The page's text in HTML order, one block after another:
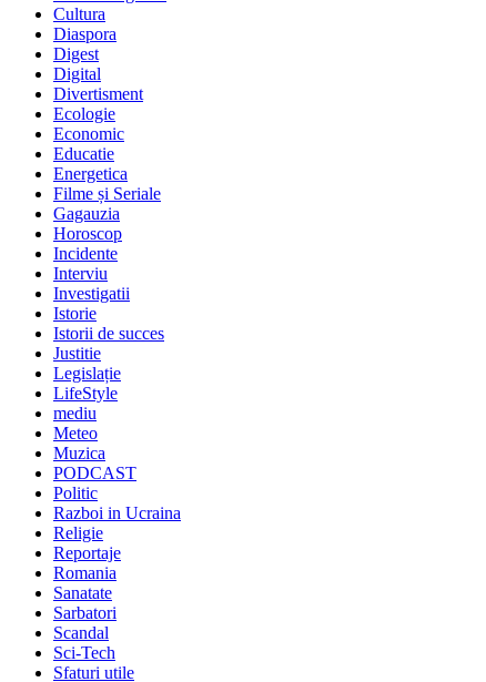
Cultura
Diaspora
Digest
Digital
Divertisment
Ecologie
Economic
Educatie
Energetica
Filme și Seriale
Gagauzia
Horoscop
Incidente
Interviu
Investigatii
Istorie
Istorii de succes
Justitie
Legislație
LifeStyle
mediu
Meteo
Muzica
PODCAST
Politic
Razboi in Ucraina
Religie
Reportaje
Romania
Sanatate
Sarbatori
Scandal
Sci-Tech
Sfaturi utile